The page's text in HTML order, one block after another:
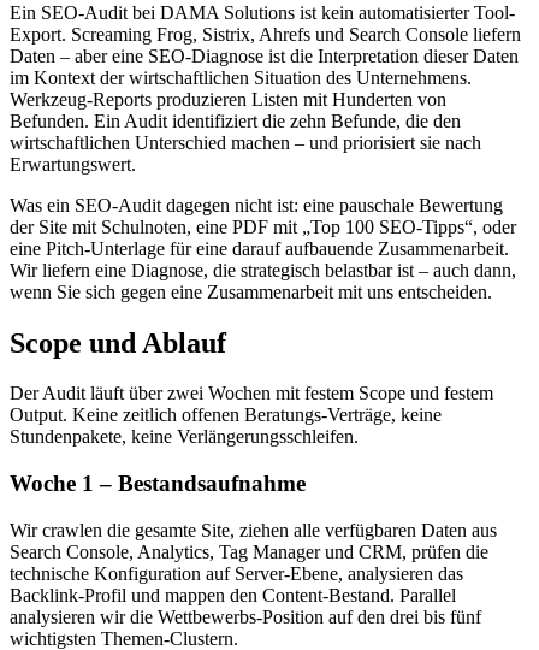
Ein SEO-Audit bei DAMA Solutions ist kein automatisierter Tool-
Export. Screaming Frog, Sistrix, Ahrefs und Search Console liefern
Daten – aber eine SEO-Diagnose ist die Interpretation dieser Daten
im Kontext der wirtschaftlichen Situation des Unternehmens.
Werkzeug-Reports produzieren Listen mit Hunderten von
Befunden. Ein Audit identifiziert die zehn Befunde, die den
wirtschaftlichen Unterschied machen – und priorisiert sie nach
Erwartungswert.
Was ein SEO-Audit dagegen nicht ist: eine pauschale Bewertung
der Site mit Schulnoten, eine PDF mit „Top 100 SEO-Tipps“, oder
eine Pitch-Unterlage für eine darauf aufbauende Zusammenarbeit.
Wir liefern eine Diagnose, die strategisch belastbar ist – auch dann,
wenn Sie sich gegen eine Zusammenarbeit mit uns entscheiden.
Scope und Ablauf
Der Audit läuft über zwei Wochen mit festem Scope und festem
Output. Keine zeitlich offenen Beratungs-Verträge, keine
Stundenpakete, keine Verlängerungsschleifen.
Woche 1 – Bestandsaufnahme
Wir crawlen die gesamte Site, ziehen alle verfügbaren Daten aus
Search Console, Analytics, Tag Manager und CRM, prüfen die
technische Konfiguration auf Server-Ebene, analysieren das
Backlink-Profil und mappen den Content-Bestand. Parallel
analysieren wir die Wettbewerbs-Position auf den drei bis fünf
wichtigsten Themen-Clustern.